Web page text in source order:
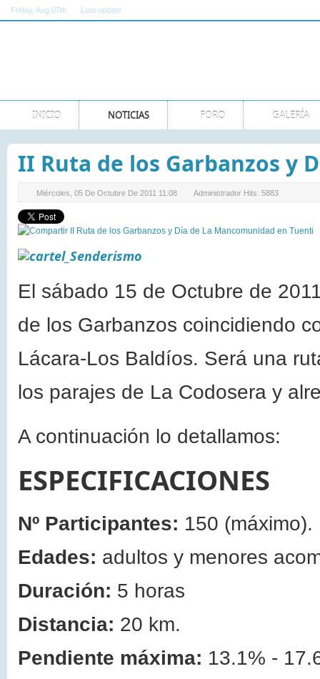
Friday , Aug 07th Last update
INICIO NOTICIAS FORO GALERÍA
II Ruta de los Garbanzos y
Miércoles, 05 De Octubre De 2011 11:08 Administrador Hits: 5883
El sábado 15 de Octubre de
de los Garbanzos coincidiendo
Lácara-Los Baldíos. Será una
los parajes de La Codosera y
A continuación lo detallamos:
ESPECIFICACIONES
Nº Participantes: 150 (máximo).
Edades: adultos y menores
Duración: 5 horas
Distancia: 20 km.
Pendiente máxima: 13.1% -